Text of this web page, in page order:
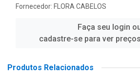
Fornecedor: FLORA CABELOS
Faça seu login
cadastre-se para ver
Produtos Relacionados